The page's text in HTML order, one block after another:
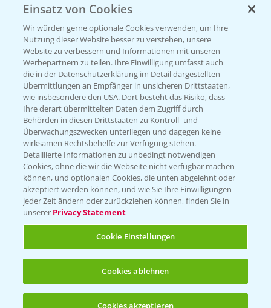
Beratung auf WhatsApp
T.+49 (0)174 346 564 1
KONTAKT
Hilfe in Notfällen
T.+49 (0)214/30-20220
Folgen Sie uns
Einsatz von Cookies
Wir würden gerne optionale Cookies verwenden, um Ihre
Nutzung dieser Website besser zu verstehen, unsere
Website zu verbessern und Informationen mit unseren
Werbepartnern zu teilen. Ihre Einwilligung umfasst auch
die in der Datenschutzerklärung im Detail dargestellten
Übermittlungen an Empfänger in unsicheren Drittstaaten,
wie insbesondere den USA. Dort besteht das Risiko, dass
Ihre derart übermittelten Daten dem Zugriff durch
Behörden in diesen Drittstaaten zu Kontroll- und
Überwachungszwecken unterliegen und dagegen keine
wirksamen Rechtsbehelfe zur Verfügung stehen.
Detaillierte Informationen zu unbedingt notwendigen
Cookies, ohne die wir die Webseite nicht verfügbar machen
können, und optionalen Cookies, die unten abgelehnt oder
akzeptiert werden können, und wie Sie Ihre Einwilligungen
jeder Zeit ändern oder zurückziehen können, finden Sie in
unserer Privacy Statement
Cookie Einstellungen
Cookies ablehnen
Cookies akzeptieren